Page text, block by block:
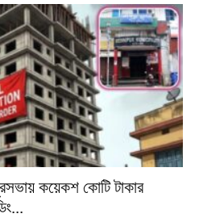
কয়েকশ কোটি টাকার